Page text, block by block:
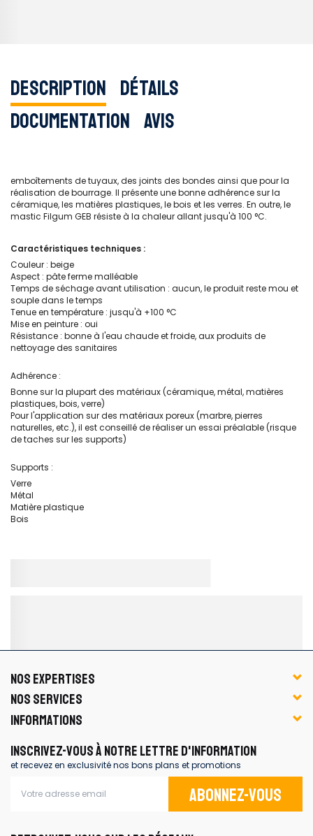
Description Détails
Documentation Avis
emboîtements de tuyaux, des joints des bondes ainsi que pour la
réalisation de bourrage. Il présente une bonne adhérence sur la
céramique, les matières plastiques, le bois et les verres. En outre, le
mastic Filgum GEB résiste à la chaleur allant jusqu'à 100 °C.
Caractéristiques techniques :
Couleur : beige
Aspect : pâte ferme malléable
Temps de séchage avant utilisation : aucun, le produit reste mou et
souple dans le temps
Tenue en température : jusqu'à +100 °C
Mise en peinture : oui
Résistance : bonne à l'eau chaude et froide, aux produits de
nettoyage des sanitaires
Adhérence :
Bonne sur la plupart des matériaux (céramique, métal, matières
plastiques, bois, verre)
Pour l'application sur des matériaux poreux (marbre, pierres
naturelles, etc.), il est conseillé de réaliser un essai préalable (risque
de taches sur les supports)
Supports :
Verre
Métal
Matière plastique
Bois
NOS EXPERTISES
NOS SERVICES
INFORMATIONS
INSCRIVEZ-VOUS À NOTRE LETTRE D'INFORMATION
et recevez en exclusivité nos bons plans et promotions
Abonnez-vous